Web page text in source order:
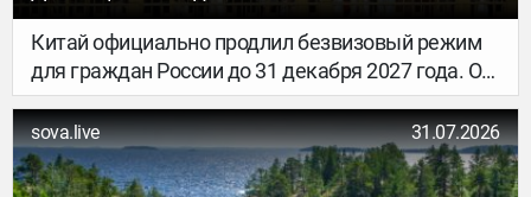
и традиции, а если повезет – даже пройти
пешком по морю. В общем, если ты любишь
места, где красивых пляжей так же много, как
странных историй, тебе точно сюда.
Китай официально продлил безвизовый режим
для граждан России до 31 декабря 2027 года. Об
этом сообщил официальный представитель
Министерства иностранных дел КНР.
sova.live 31.07.2026